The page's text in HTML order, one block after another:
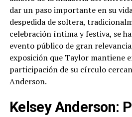
dar un paso importante en su
despedida de soltera,
celebración íntima y festiva, se
evento público de gran
exposición que Taylor mantiene
participación de su círculo
Anderson.
Kelsey Anderson: